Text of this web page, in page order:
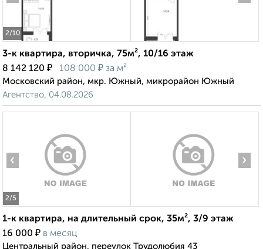
2/10
3-к квартира, вторичка, 75м², 10/16 этаж
8 142 120 ₽ 108 000 ₽ за м²
Московский район, мкр. Южный, микрорайон Южный
Агентство, 04.08.2026
2/5
‹ ›
1-к квартира, на длительный срок, 35м², 3/9 этаж
16 000 ₽ в месяц
Центральный район, переулок Трудолюбия 43